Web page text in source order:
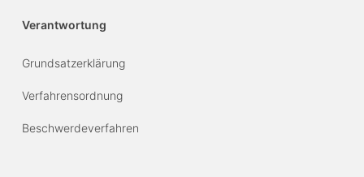
Verantwortung
Grundsatzerklärung
Verfahrensordnung
Beschwerdeverfahren